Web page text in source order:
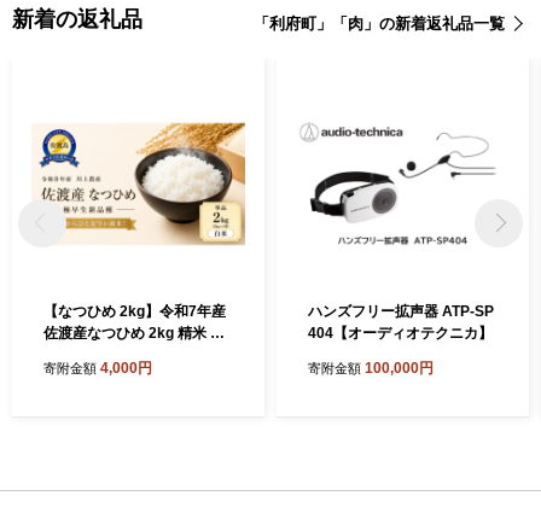
新着の返礼品 「利府町」「肉」の新着返礼品一覧
【なつひめ 2kg】令和7年産
佐渡産なつひめ 2kg 精米 川
潟産なつひめ 新潟なつひめ
寄附金額 4,000円
ハンズフリー拡声器 ATP-SP
404【オーディオテクニカ】
寄附金額 100,000円